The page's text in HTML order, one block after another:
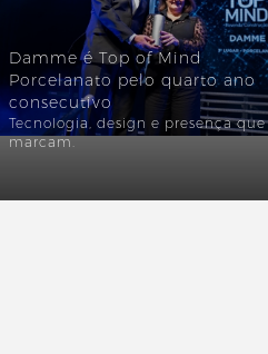
Damme é Top of Mind
Porcelanato pelo quarto ano
consecutivo
Tecnologia, design e presença que
marcam.